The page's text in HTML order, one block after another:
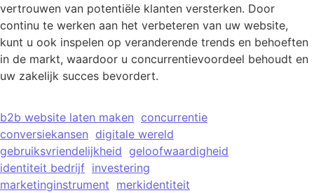
vertrouwen van potentiële klanten versterken. Door
continu te werken aan het verbeteren van uw website,
kunt u ook inspelen op veranderende trends en behoeften
in de markt, waardoor u concurrentievoordeel behoudt en
uw zakelijk succes bevordert.
b2b website laten maken concurrentie
conversiekansen digitale wereld
gebruiksvriendelijkheid geloofwaardigheid
identiteit bedrijf investering
marketinginstrument merkidentiteit